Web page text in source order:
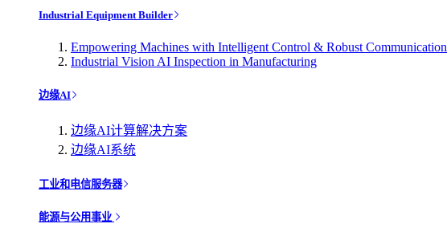
Industrial Equipment Builder
Empowering Machines with Intelligent Control & Robust Communication
Industrial Vision AI Inspection in Manufacturing
边缘AI
边缘AI计算解决方案
边缘AI系统
工业和电信服务器
能源与公用事业